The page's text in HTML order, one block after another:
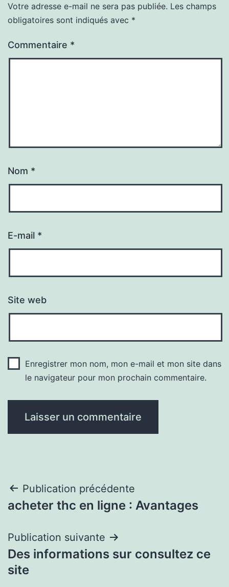
Votre adresse e-mail ne sera pas publiée. Les champs
obligatoires sont indiqués avec *
Commentaire *
Nom *
E-mail *
Site web
Enregistrer mon nom, mon e-mail et mon site dans
le navigateur pour mon prochain commentaire.
Navigation
de
l’article
Publication précédente
acheter thc en ligne : Avantages
Publication suivante
Des informations sur consultez ce
site